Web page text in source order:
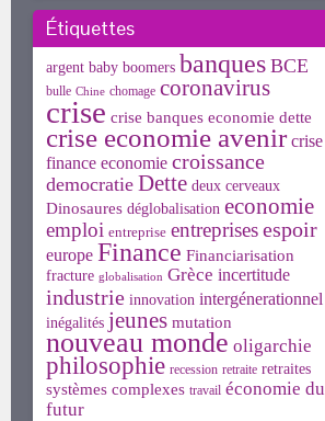
Étiquettes
argent baby boomers banques BCE
bulle Chine chomage coronavirus
crise crise banques economie dette
crise economie avenir crise
finance economie croissance
democratie Dette deux cerveaux
Dinosaures déglobalisation economie
emploi entreprise entreprisesespoir
europe Finance Financiarisation
fracture globalisation Grèce incertitude
industrie innovation intergénerationnel
inégalités jeunes mutation
nouveau monde oligarchie
philosophie recession retraite retraites
systèmes complexes travail économie du
futur